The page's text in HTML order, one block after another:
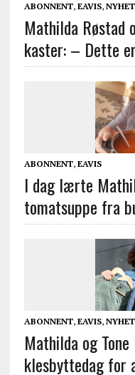
ABONNENT, EAVIS,
Mathilda Røstad
kaster: – Dette
ABONNENT, EAVIS
I dag lærte
tomatsuppe fra
ABONNENT, EAVIS,
Mathilda og
klesbyttedag for